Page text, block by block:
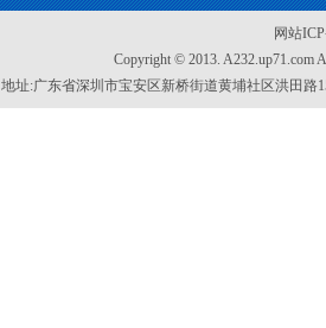
网站
Copyright © 2013. A232.up71.com
地址:广东省深圳市宝安区新桥街道黄埔社区洪田路